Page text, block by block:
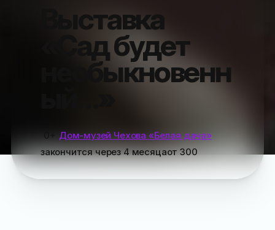
Выставка
«Сад будет
необыкновенн
0+ Дом-музей Чехова «Белая дача»
закончитсячерез 4 месяцаот300